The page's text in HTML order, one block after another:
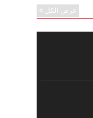
عرض الكل